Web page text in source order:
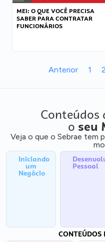
MEI: O QUE VOCÊ PRECISA
SABER PARA CONTRATAR
FUNCIONÁRIOS
Anterior 1 2
Conteúdos
o seu
Veja o que o Sebrae tem
Iniciando
um
Negócio
Pessoal
CONTEÚDOS